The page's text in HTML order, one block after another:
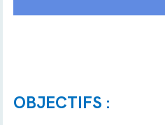
OBJECTIFS :